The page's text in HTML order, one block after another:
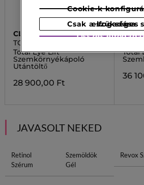
CLARINS
TOTAL EYE
Total Eye Lift
Szemkörnyékápoló
Utántöltő
28 900,00 Ft
Total
36
JAVASOLT NEKED
Retinol
Szérum
Szemöldök
Gél
Revox
Cookie-k
Csak a szükséges sütik elfogadása
Összes